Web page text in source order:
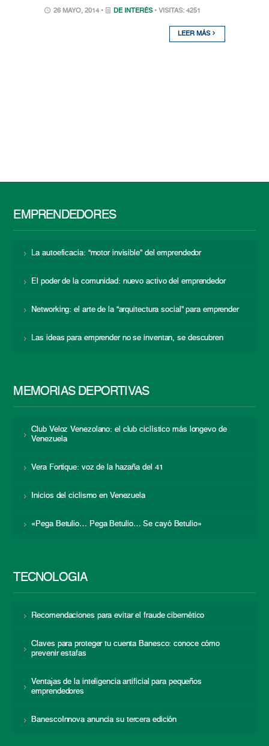
26 MAYO, 2014 • DE INTERÉS • VISITAS: 4251
LEER MÁS
EMPRENDEDORES
La autoeficacia: “motor invisible” del emprendedor
El poder de la comunidad: nuevo activo del emprendedor
Networking: el arte de la “arquitectura social” para emprender
Las ideas para emprender no se inventan, se descubren
MEMORIAS DEPORTIVAS
Club Veloz Venezolano: el club ciclístico más longevo de
Venezuela
Vera Fortique: voz de la hazaña del 41
Inicios del ciclismo en Venezuela
«Pega Betulio… Pega Betulio… Se cayó Betulio»
TECNOLOGÍA
Recomendaciones para evitar el fraude cibernético
Claves para proteger tu cuenta Banesco: conoce cómo
prevenir estafas
Ventajas de la inteligencia artificial para pequeños
emprendedores
BanescoInnova anuncia su tercera edición